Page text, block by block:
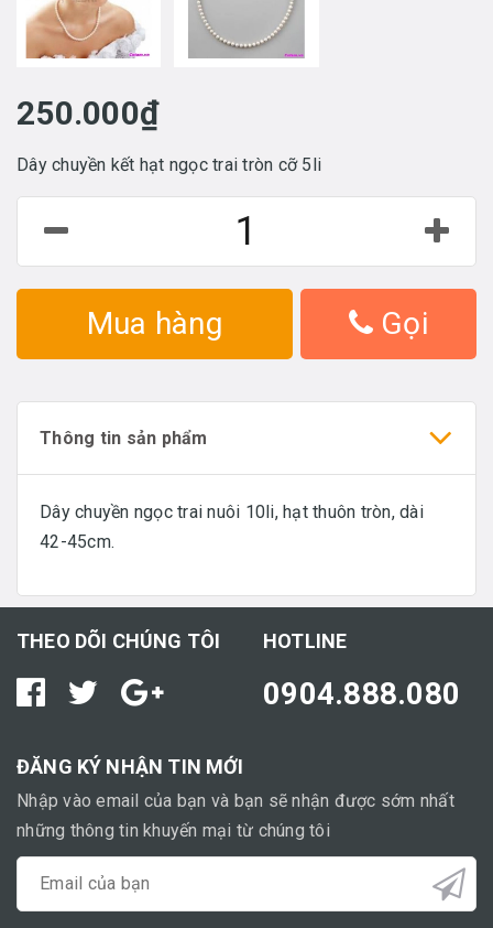
250.000₫
Dây chuyền kết hạt ngọc trai tròn cỡ 5li
Mua hàng Gọi
Thông tin sản phẩm
Dây chuyền ngọc trai nuôi 10li, hạt thuôn tròn, dài
42-45cm.
THEO DÕI CHÚNG TÔI HOTLINE
0904.888.080
ĐĂNG KÝ NHẬN TIN MỚI
Nhập vào email của bạn và bạn sẽ nhận được sớm nhất
những thông tin khuyến mại từ chúng tôi